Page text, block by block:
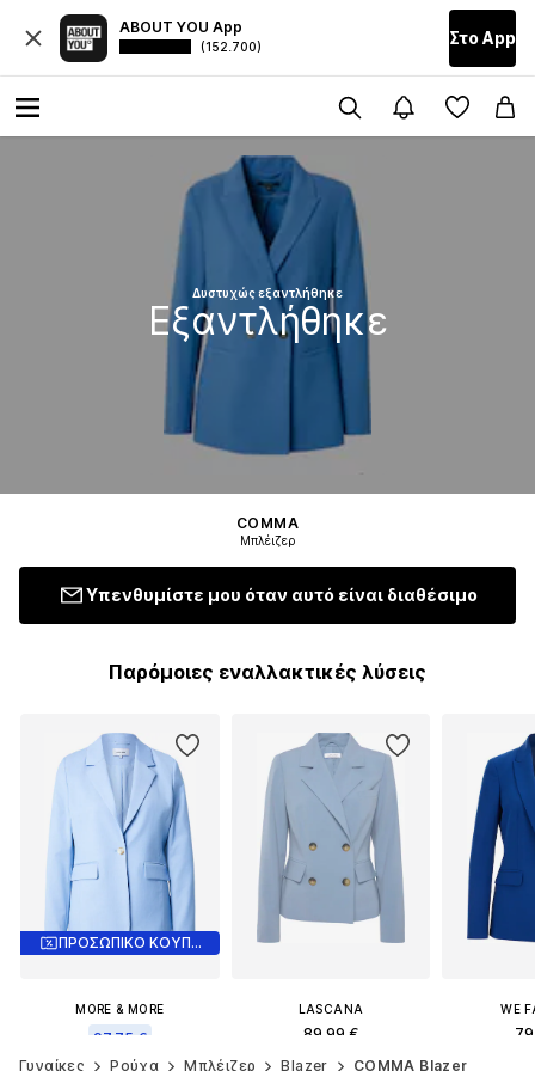
ABOUT YOU App
(152.700) Στο Αpp
Δυστυχώς εξαντλήθηκε
Εξαντλήθηκε
COMMA
Μπλέιζερ
Υπενθυμίστε μου όταν αυτό είναι διαθέσιμο
Παρόμοιες εναλλακτικές λύσεις
ΠΡΟΣΩΠΙΚΟ ΚΟΥΠΟΝΙ
MORE & MORE
97,75 €
Αρχικά: 139,00 €
LASCANA
89,99 €
+2
WE
Γυναίκες Ρούχα Μπλέιζερ Blazer COMMA Blazer